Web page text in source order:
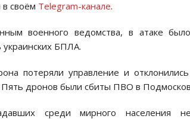
в своём Telegram-канале.
военного ведомства, в атаке было
украинских БПЛА.
потеряли управление и
дронов были сбиты ПВО в
среди мирного населения